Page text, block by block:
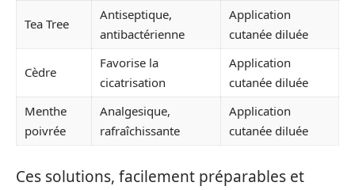
Tea Tree
Antiseptique,
antibactérienne
Application
cutanée diluée
Cèdre
Favorise la
cicatrisation
Application
cutanée diluée
Menthe
poivrée
Analgesique,
rafraîchissante
Application
cutanée diluée
Ces solutions, facilement préparables et